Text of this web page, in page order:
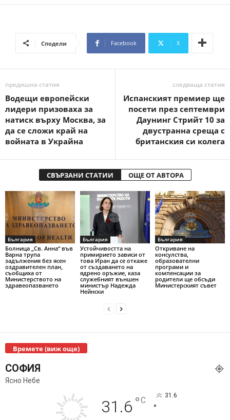
Сподели Facebook X
предишна статия
Водещи европейски
лидери призоваха за
натиск върху Москва, за
да се сложи край на
войната в Украйна
следваща статия
Испанският премиер ще
посети през септември
Даунинг Стрийт 10 за
двустранна среща с
британския си колега
СВЪРЗАНИ СТАТИИ ОЩЕ ОТ АВТОРА
България
Болница „Св. Анна“ във
Варна трупа
задължения без ясен
оздравителен план,
съобщиха от
Министерството на
здравеопазването
България
Устойчивостта на
примирието зависи от
това Иран да се откаже
от създаването на
ядрено оръжие, каза
служебният външен
министър Надежда
Нейнски
България
Откриване на
консулства,
образователни
програми и
компенсации за
родители ще обсъди
Министерският съвет
Времете (виж още)
СОФИЯ
Ясно Небе
31.6 °C 31.6
°